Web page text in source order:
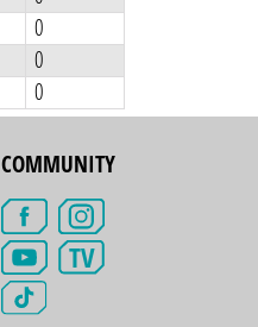
0
0
0
COMMUNITY
TV